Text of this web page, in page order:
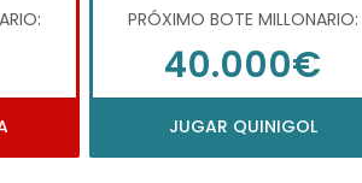
PRÓXIMO BOTE MILLONARIO:
40.000€
JUGAR QUINIGOL